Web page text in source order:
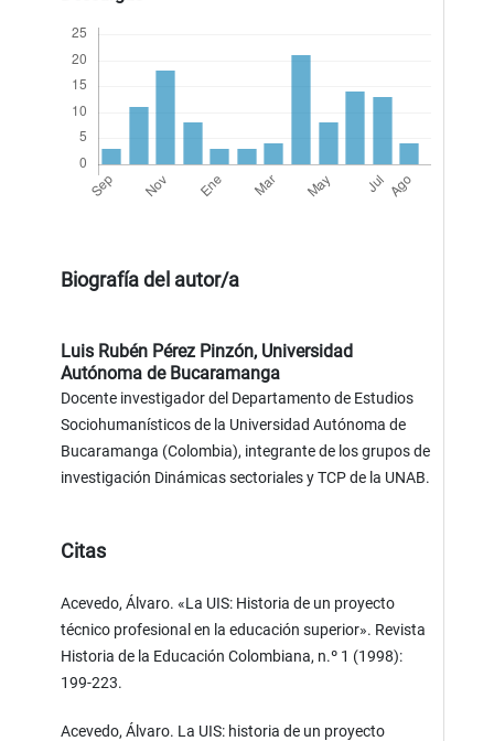
Biografía del autor/a
Luis Rubén Pérez Pinzón, Universidad
Autónoma de Bucaramanga
Docente investigador del Departamento de Estudios
Sociohumanísticos de la Universidad Autónoma de
Bucaramanga (Colombia), integrante de los grupos de
investigación Dinámicas sectoriales y TCP de la UNAB.
Citas
Acevedo, Álvaro. «La UIS: Historia de un proyecto
técnico profesional en la educación superior». Revista
Historia de la Educación Colombiana, n.º 1 (1998):
199-223.
Acevedo, Álvaro. La UIS: historia de un proyecto